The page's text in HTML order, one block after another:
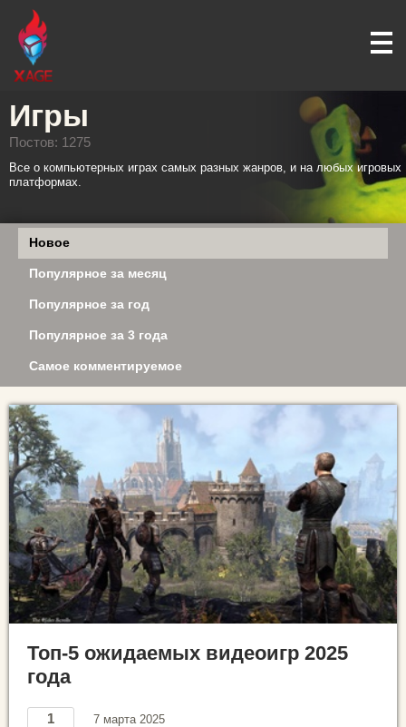
Игры
Постов: 1275
Все о компьютерных играх самых разных жанров, и на любых игровых
платформах.
Новое
Популярное за месяц
Популярное за год
Популярное за 3 года
Самое комментируемое
Топ-5 ожидаемых видеоигр 2025
года
1 7 марта 2025